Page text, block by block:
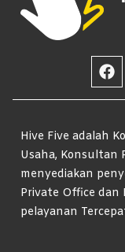
Hive Five adalah
Usaha, Konsultan
menyediakan
Private Office dan
pelayanan